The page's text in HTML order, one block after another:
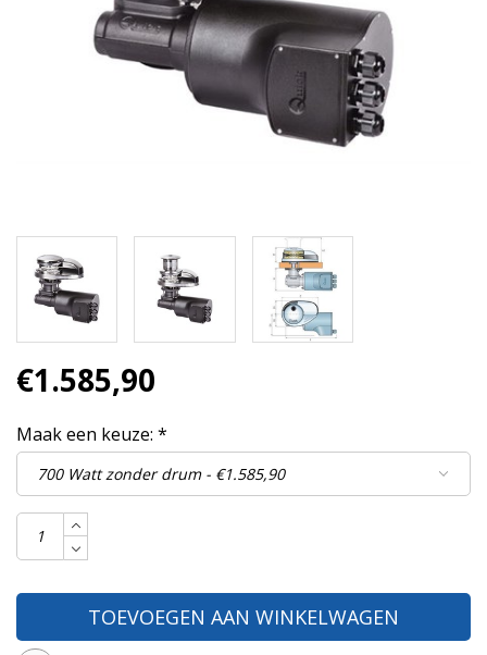
€1.585,90
Maak een keuze: *
TOEVOEGEN AAN WINKELWAGEN